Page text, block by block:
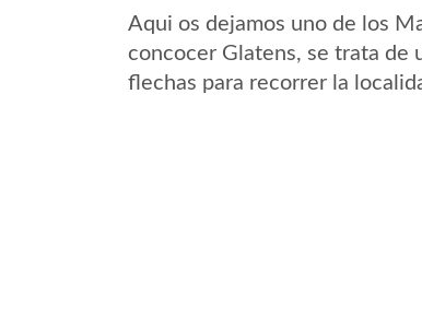
Aqui os dejamos uno de los
concocer Glatens, se trata de
flechas para recorrer la